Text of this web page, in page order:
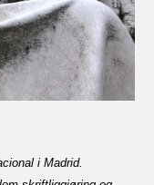
i Madrid.